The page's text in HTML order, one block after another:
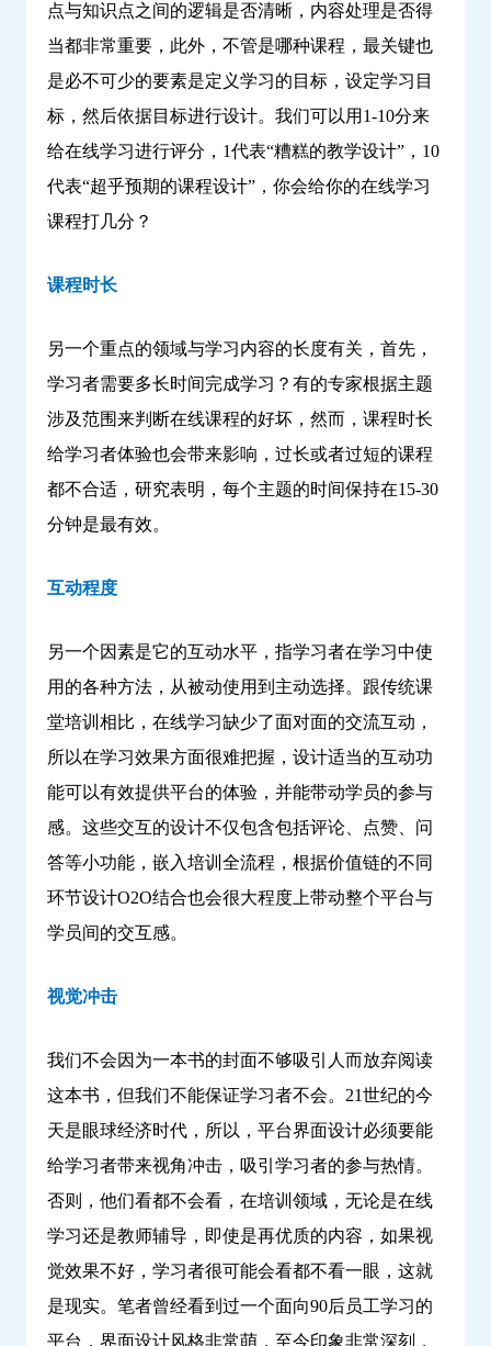
点与知识点之间的逻辑是否清晰，内容处理是否得
当都非常重要，此外，不管是哪种课程，最关键也
是必不可少的要素是定义学习的目标，设定学习目
标，然后依据目标进行设计。我们可以用1-10分来
给在线学习进行评分，1代表“糟糕的教学设计”，10
代表“超乎预期的课程设计”，你会给你的在线学习
课程打几分？
课程时长
另一个重点的领域与学习内容的长度有关，首先，
学习者需要多长时间完成学习？有的专家根据主题
涉及范围来判断在线课程的好坏，然而，课程时长
给学习者体验也会带来影响，过长或者过短的课程
都不合适，研究表明，每个主题的时间保持在15-30
分钟是最有效。
互动程度
另一个因素是它的互动水平，指学习者在学习中使
用的各种方法，从被动使用到主动选择。跟传统课
堂培训相比，在线学习缺少了面对面的交流互动，
所以在学习效果方面很难把握，设计适当的互动功
能可以有效提供平台的体验，并能带动学员的参与
感。这些交互的设计不仅包含包括评论、点赞、问
答等小功能，嵌入培训全流程，根据价值链的不同
环节设计O2O结合也会很大程度上带动整个平台与
学员间的交互感。
视觉冲击
我们不会因为一本书的封面不够吸引人而放弃阅读
这本书，但我们不能保证学习者不会。21世纪的今
天是眼球经济时代，所以，平台界面设计必须要能
给学习者带来视角冲击，吸引学习者的参与热情。
否则，他们看都不会看，在培训领域，无论是在线
学习还是教师辅导，即使是再优质的内容，如果视
觉效果不好，学习者很可能会看都不看一眼，这就
是现实。笔者曾经看到过一个面向90后员工学习的
平台，界面设计风格非常萌，至今印象非常深刻，